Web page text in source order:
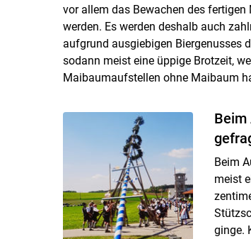
vor allem das Bewachen des
werden. Es werden deshalb auch
aufgrund ausgiebigen Biergenusses
sodann meist eine üppige Brotzeit,
Maibaumaufstellen ohne Maibaum
Beim
Beim
meist
ginge.